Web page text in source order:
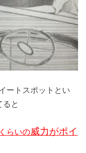
ートスポットとい
ると
らいの威力がポイ